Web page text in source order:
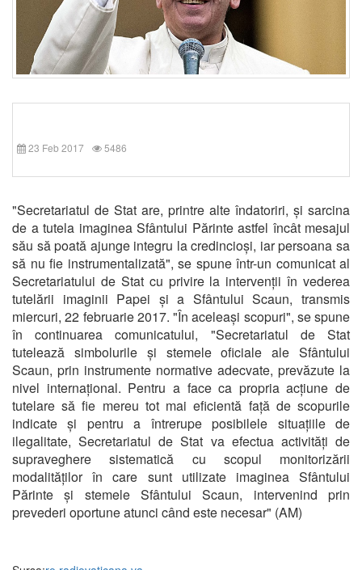
23 Feb 2017 5486
"Secretariatul de Stat are, printre alte îndatoriri, și sarcina
de a tutela imaginea Sfântului Părinte astfel încât mesajul
său să poată ajunge integru la credincioși, iar persoana sa
să nu fie instrumentalizată", se spune într-un comunicat al
Secretariatului de Stat cu privire la intervenții în vederea
tutelării imaginii Papei și a Sfântului Scaun, transmis
miercuri, 22 februarie 2017. "În aceleași scopuri", se spune
în continuarea comunicatului, "Secretariatul de Stat
tutelează simbolurile și stemele oficiale ale Sfântului
Scaun, prin instrumente normative adecvate, prevăzute la
nivel internațional. Pentru a face ca propria acțiune de
tutelare să fie mereu tot mai eficientă față de scopurile
indicate și pentru a întrerupe posibilele situațiile de
ilegalitate, Secretariatul de Stat va efectua activități de
supraveghere sistematică cu scopul monitorizării
modalităților în care sunt utilizate imaginea Sfântului
Părinte și stemele Sfântului Scaun, intervenind prin
prevederi oportune atunci când este necesar" (AM)